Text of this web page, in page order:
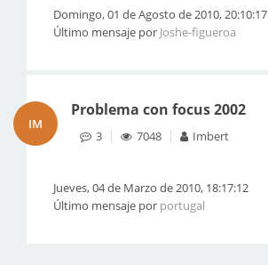
Domingo, 01 de Agosto de 2010, 20:10:17
Último mensaje por Joshe-figueroa
IM
Problema con focus 2002
3 7048 Imbert
Jueves, 04 de Marzo de 2010, 18:17:12
Último mensaje por portugal